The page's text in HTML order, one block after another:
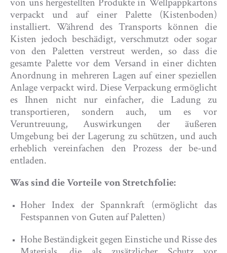
verpackt und auf einer Palette (Kistenboden)
installiert. Während des Transports können die
Kisten jedoch beschädigt, verschmutzt oder sogar
von den Paletten verstreut werden, so dass die
gesamte Palette vor dem Versand in einer dichten
Anordnung in mehreren Lagen auf einer speziellen
Anlage verpackt wird. Diese Verpackung ermöglicht
es Ihnen nicht nur einfacher, die Ladung zu
transportieren, sondern auch, um es vor
Veruntreuung, Auswirkungen der äußeren
Umgebung bei der Lagerung zu schützen, und auch
erheblich vereinfachen den Prozess der be-und
entladen.
Was sind die Vorteile von Stretchfolie:
Hoher Index der Spannkraft (ermöglicht das
Festspannen von Guten auf Paletten)
Hohe Beständigkeit gegen Einstiche und Risse des